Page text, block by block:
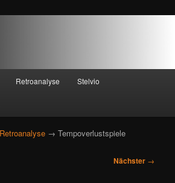
Retroanalyse Stelvio
→ Tempoverlustspiele
Nächster →